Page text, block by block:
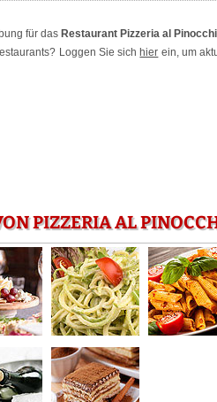
für das Restaurant Pizzeria al
Loggen Sie sich hier ein, um
PIZZERIA AL